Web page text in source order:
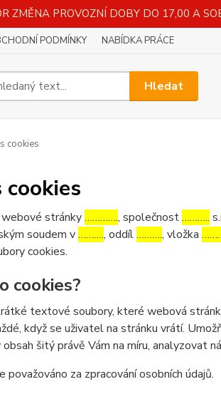
ZMĚNA PROVOZNÍ DOBY DO 17,00 A
PODMÍNKY NABÍDKA PRÁCE
Hledat
cookies
cookies
stránky…………., společnost………..
soudem v………., oddíl………., vložka
cookies.
cookies?
textové soubory, které webová
když se uživatel na stránku vrátí.
šitý právě Vám na míru, analyzovat
považováno za zpracování osobních údajů.